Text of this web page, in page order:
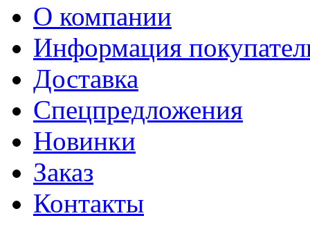
О компании
Информация
Доставка
Спецпредложения
Новинки
Заказ
Контакты